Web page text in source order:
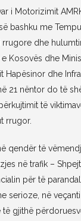
i Motorizimit
bashku me
rrugore dhe
Kosovës dhe
Hapësinor dhe
21 nëntor do të
të
rrugor.
qendër të
në trafik –
për të
serioze, në
të gjithë